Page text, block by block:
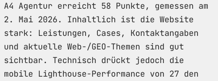
A4 Agentur erreicht 58 Punkte, gemessen am
2. Mai 2026. Inhaltlich ist die Website
stark: Leistungen, Cases, Kontaktangaben
und aktuelle Web-/GEO-Themen sind gut
sichtbar. Technisch drückt jedoch die
mobile Lighthouse-Performance von 27 den